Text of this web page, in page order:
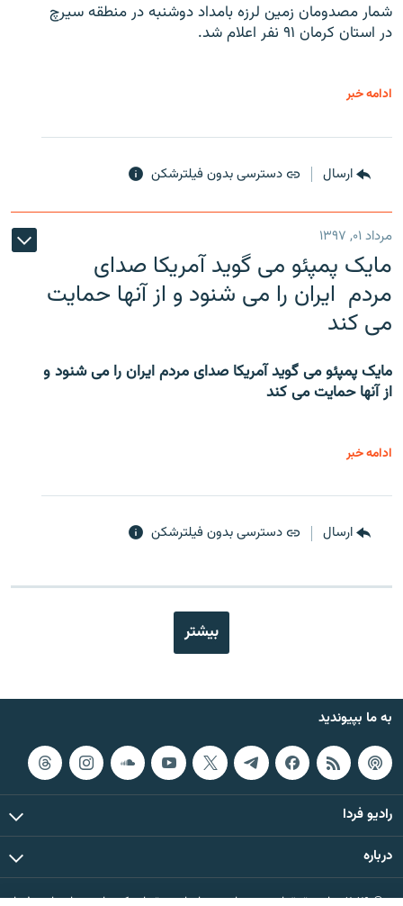
شمار مصدومان زمین لرزه بامداد دوشنبه در منطقه سیرچ
در استان کرمان ۹۱ نفر اعلام شد.
ادامه خبر
ارسال دسترسی بدون فیلترشکن
مرداد ۰۱, ۱۳۹۷
مایک پمپئو می گوید آمریکا صدای
مردم ایران را می شنود و از آنها حمایت
می کند
مایک پمپئو می گوید آمریکا صدای مردم ایران را می شنود و
از آنها حمایت می کند
ادامه خبر
ارسال دسترسی بدون فیلترشکن
بیشتر
به ما بپیوندید
رادیو فردا
درباره
© ۲۰۲۶ تمام حقوق این وب‌سایت، بر اساس مقررات کپی‌رایت، برای رادیو فردا